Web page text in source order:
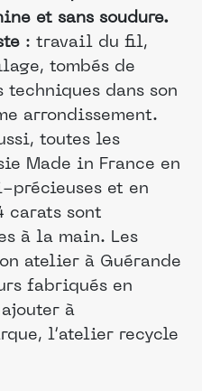
et sans soudure.
: travail du fil,
tombés de
techniques dans son
arrondissement.
toutes les
Made in France en
précieuses et en
carats sont
à la main. Les
atelier à Guérande
fabriqués en
à
l’atelier recycle